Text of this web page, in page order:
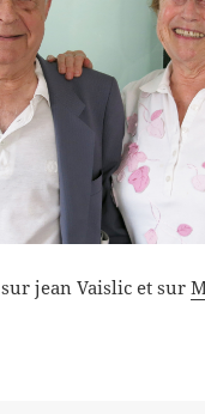
sur jean Vaislic et sur